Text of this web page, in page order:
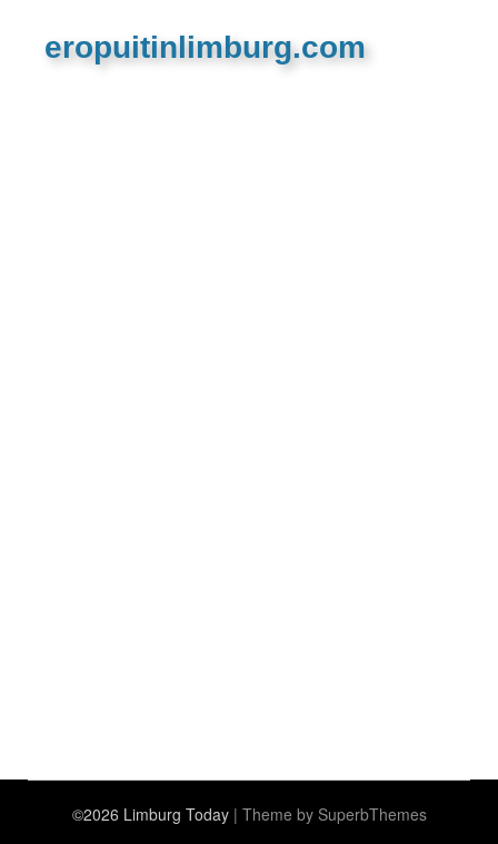
eropuitinlimburg.com
©2026 Limburg Today | Theme by SuperbThemes